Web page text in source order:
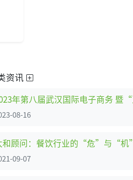
资讯
08-16
和顾问：餐饮行业的“危”与“机”
09-07